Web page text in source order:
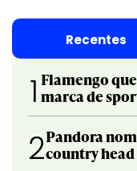
Recentes
1 Flamengo
marca de
2Pandora
country head